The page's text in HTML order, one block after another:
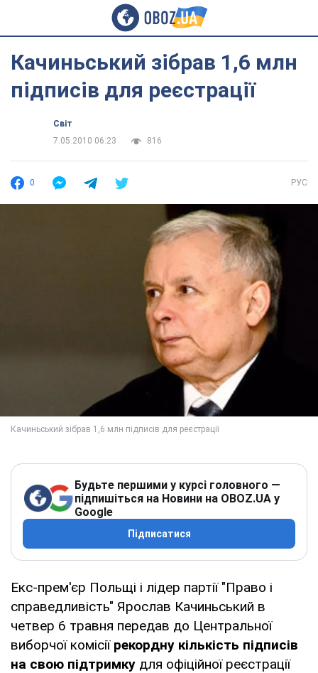
Качиньський зібрав 1,6 млн
підписів для реєстрації
Світ
7.05.2010 06:23
816
0 РУС
Будьте першими у курсі головного —
підпишіться на Новини на OBOZ.UA у
Google
Підписатися
Екс-прем'єр Польщі і лідер партії "Право і
справедливість" Ярослав Качиньський в
четвер 6 травня передав до Центральної
виборчої комісії рекордну кількість підписів
на свою підтримку для офіційної реєстрації